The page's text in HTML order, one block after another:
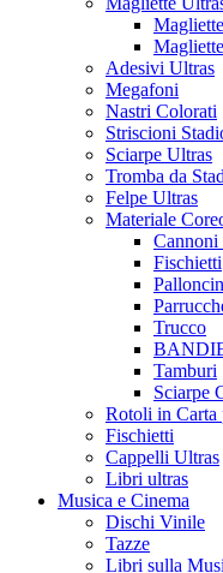
Adesivi Ultras
Megafoni
Nastri Colorati
Striscioni
Sciarpe Ultras
Tromba da
Felpe Ultras
Materiale
Cannoni
Fischietti
Trucco
Tamburi
Sciarpe
Rotoli in Carta
Fischietti
Cappelli Ultras
Libri ultras
Musica e Cinema
Dischi Vinile
Tazze
Libri sulla